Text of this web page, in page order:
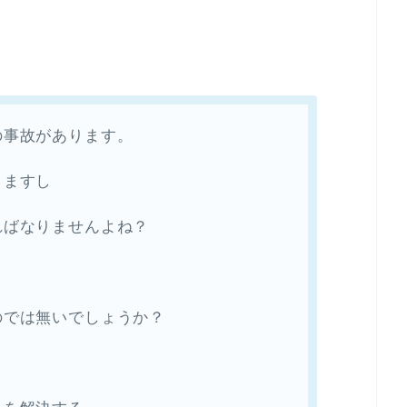
故があります。
すし
なりませんよね？
は無いでしょうか？